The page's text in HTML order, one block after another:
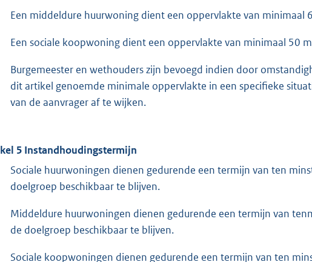
Een middeldure huurwoning dient een oppervlakte van minimaal
Een sociale koopwoning dient een oppervlakte van minimaal 50
Burgemeester en wethouders zijn bevoegd indien door
dit artikel genoemde minimale oppervlakte in een specifieke
van de aanvrager af te wijken.
5 Instandhoudingstermijn
Sociale huurwoningen dienen gedurende een termijn van ten
doelgroep beschikbaar te blijven.
Middeldure huurwoningen dienen gedurende een termijn van
de doelgroep beschikbaar te blijven.
Sociale koopwoningen dienen gedurende een termijn van ten